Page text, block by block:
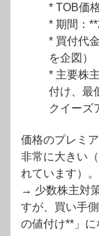
* TOB価
* 期間：
* 買付代
を企図）
* 主要株
付け、最
クイーズ
価格のプレミ
非常に大きい
れています）。
→ 少数株主対
すが、買い手
の値付け**」に